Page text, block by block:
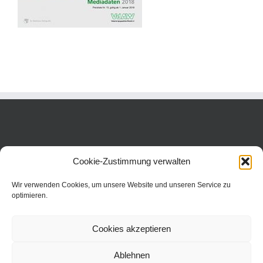
Cookie-Zustimmung verwalten
Wir verwenden Cookies, um unsere Website und unseren Service zu
optimieren.
Cookies akzeptieren
Ablehnen